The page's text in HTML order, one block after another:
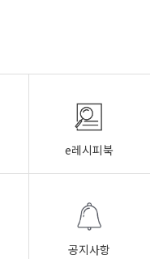
e레시피북
공지사항